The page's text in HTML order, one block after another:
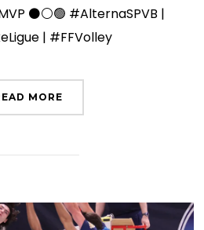
⚫️⚪️🟢 #AlternaSPVB |
| #FFVolley
MORE